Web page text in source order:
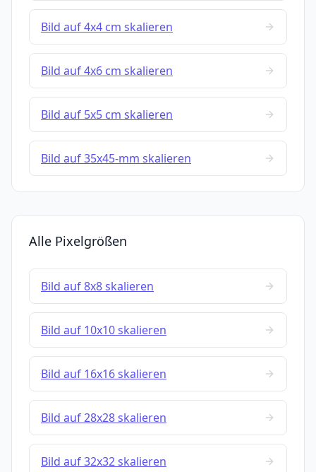
Bild auf 4x4 cm skalieren
Bild auf 4x6 cm skalieren
Bild auf 5x5 cm skalieren
Bild auf 35x45-mm skalieren
Alle Pixelgrößen
Bild auf 8x8 skalieren
Bild auf 10x10 skalieren
Bild auf 16x16 skalieren
Bild auf 28x28 skalieren
Bild auf 32x32 skalieren